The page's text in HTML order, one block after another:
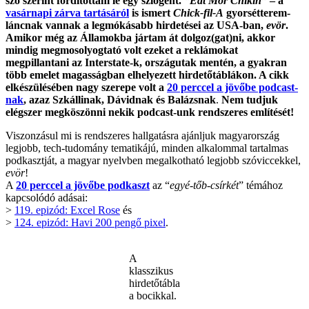
vasárnapi zárva tartásáról is ismert Chick-fil-A gyorsétterem-
láncnak vannak a legmókásabb hirdetései az USA-ban, evör.
Amikor még az Államokba jártam át dolgoz(gat)ni, akkor
mindig megmosolyogtató volt ezeket a reklámokat
megpillantani az Interstate-k, országutak mentén, a gyakran
több emelet magasságban elhelyezett hirdetőtáblákon. A cikk
elkészülésében nagy szerepe volt a 20 perccel a jövőbe podcast-
nak, azaz Szkállinak, Dávidnak és Balázsnak. Nem tudjuk
elégszer megköszönni nekik podcast-unk rendszeres említését!
Viszonzásul mi is rendszeres hallgatásra ajánljuk magyarország
legjobb, tech-tudomány tematikájú, minden alkalommal tartalmas
podkasztját, a magyar nyelvben megalkotható legjobb szóviccekkel,
evör!
A 20 perccel a jövőbe podkaszt az “egyé-tőb-csírkét” témához
kapcsolódó adásai:
> 119. epizód: Excel Rose és
> 124. epizód: Havi 200 pengő pixel.
A
klasszikus
hirdetőtábla
a bocikkal.